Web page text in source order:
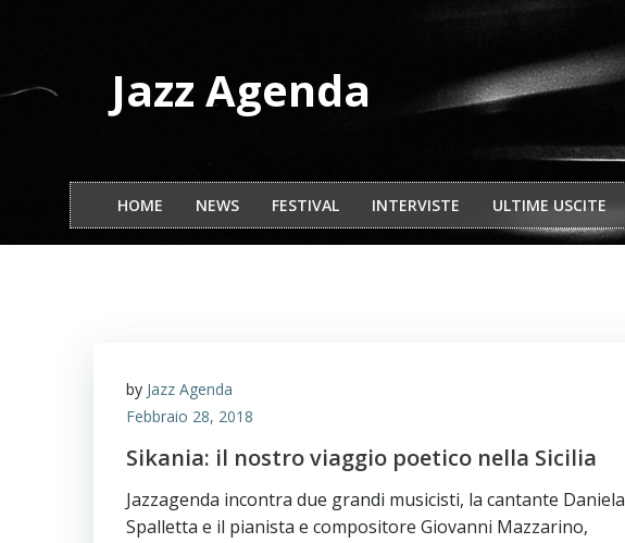
Jazz Agenda
HOME NEWS FESTIVAL INTERVISTE ULTIME USCITE
by Jazz Agenda
Febbraio 28, 2018
Sikania: il nostro viaggio poetico nella Sicilia
Jazzagenda incontra due grandi musicisti, la cantante Daniela
Spalletta e il pianista e compositore Giovanni Mazzarino,